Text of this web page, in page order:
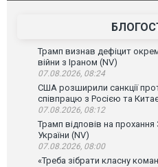
Трамп визнав дефіцит
війни з Іраном (NV)
07.08.2026, 08:24
США розширили санкції
співпрацю з Росією та
07.08.2026, 08:12
Трамп відповів на
України (NV)
07.08.2026, 08:00
«Треба зібрати класну